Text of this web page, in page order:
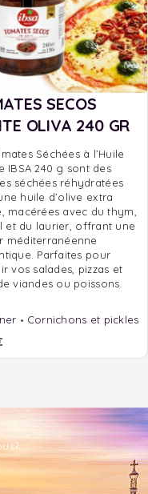
SECOS
OLIVA 240 GR
Séchées à l’Huile
IBSA 240 g sont des
séchées réhydratées
huile d’olive extra
macérées avec du thym,
et du laurier, offrant une
méditerranéenne
Parfaites pour
vos salades, pizzas et
viandes ou poissons.
Cornichons et pickles